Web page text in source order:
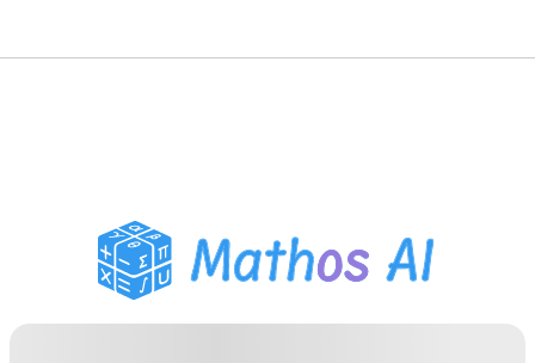
PDF 作業助手
學習工具